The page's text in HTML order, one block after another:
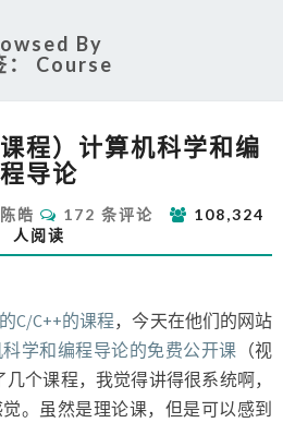
By
： Course
省
理
免
费
计
算
机
科
学
程）计算机科学和编
程导论
陈皓
评
论
172 条评论
108,324
人阅读
C/C++的课程，今天在他们的网站
学和编程导论的免费公开课 （视
个课程，我觉得讲得很系统啊，
。虽然是理论课，但是可以感到